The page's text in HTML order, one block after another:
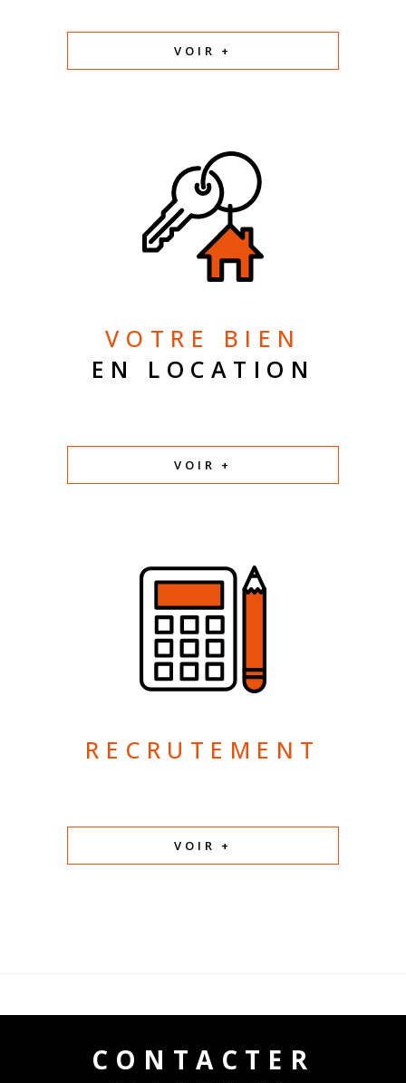
VOIR +
VOTRE BIEN
EN LOCATION
VOIR +
RECRUTEMENT
VOIR +
CONTACTER